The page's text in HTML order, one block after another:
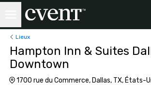
Lieux
Hampton Inn & Suites
Downtown
1700 rue du Commerce, Dallas, TX, États-